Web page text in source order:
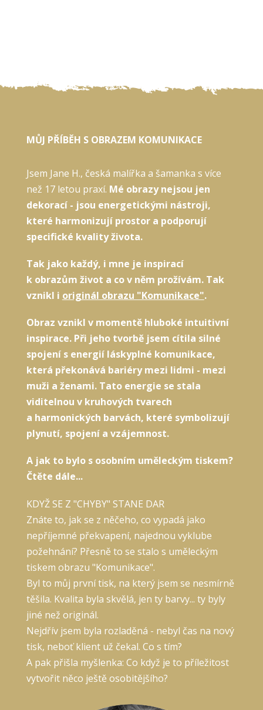
MŮJ PŘÍBĚH S OBRAZEM KOMUNIKACE
Jsem Jane H., česká malířka a šamanka s více
než 17 letou praxí. Mé obrazy nejsou jen
dekorací - jsou energetickými nástroji,
které harmonizují prostor a podporují
specifické kvality života.
Tak jako každý, i mne je inspirací
k obrazům život a co v něm prožívám. Tak
vznikl i originál obrazu "Komunikace".
Obraz vznikl v momentě hluboké intuitivní
inspirace. Při jeho tvorbě jsem cítila silné
spojení s energií láskyplné komunikace,
která překonává bariéry mezi lidmi - mezi
muži a ženami. Tato energie se stala
viditelnou v kruhových tvarech
a harmonických barvách, které symbolizují
plynutí, spojení a vzájemnost.
A jak to bylo s osobním uměleckým tiskem?
Čtěte dále...
KDYŽ SE Z "CHYBY" STANE DAR
Znáte to, jak se z něčeho, co vypadá jako
nepříjemné překvapení, najednou vyklube
požehnání? Přesně to se stalo s uměleckým
tiskem obrazu "Komunikace".
Byl to můj první tisk, na který jsem se nesmírně
těšila. Kvalita byla skvělá, jen ty barvy... ty byly
jiné než originál.
Nejdřív jsem byla rozladěná - nebyl čas na nový
tisk, neboť klient už čekal. Co s tím?
A pak přišla myšlenka: Co když je to příležitost
vytvořit něco ještě osobitějšího?